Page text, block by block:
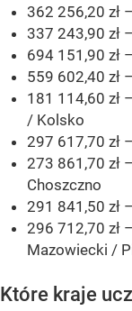
362 256,20 zł
337 243,90 zł
694 151,90 zł
559 602,40 zł
181 114,60 zł
/ Kolsko
297 617,70 zł
273 861,70 zł
Choszczno
291 841,50 zł
296 712,70 zł
Mazowiecki /
Które kraje